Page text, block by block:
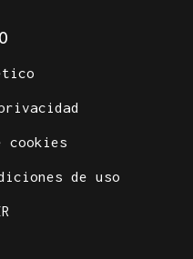
de uso